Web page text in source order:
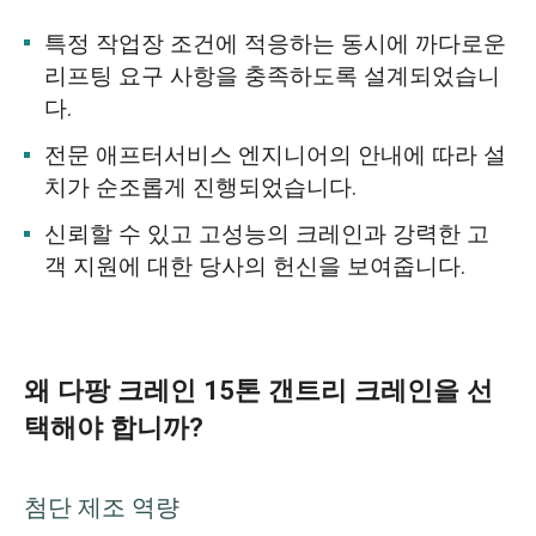
특정 작업장 조건에 적응하는 동시에 까다로운
리프팅 요구 사항을 충족하도록 설계되었습니
다.
전문 애프터서비스 엔지니어의 안내에 따라 설
치가 순조롭게 진행되었습니다.
신뢰할 수 있고 고성능의 크레인과 강력한 고
객 지원에 대한 당사의 헌신을 보여줍니다.
왜 다팡 크레인 15톤 갠트리 크레인을 선
택해야 합니까?
첨단 제조 역량